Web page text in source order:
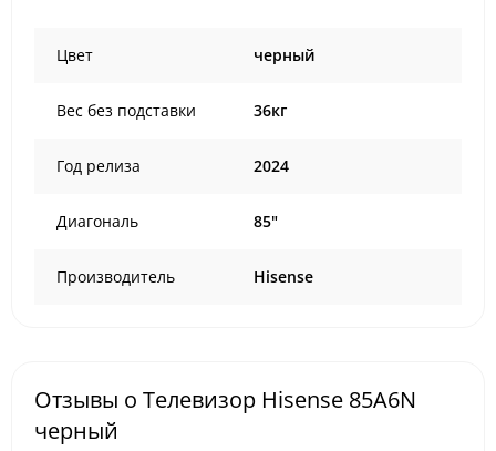
Цвет черный
Вес без подставки 36кг
Год релиза 2024
Диагональ 85"
Производитель Hisense
Отзывы о Телевизор Hisense 85A6N
черный